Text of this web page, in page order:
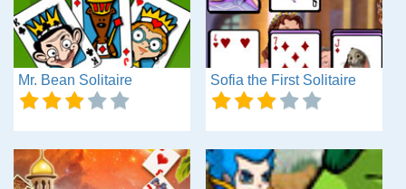
Mr. Bean Solitaire Sofia the First Solitaire